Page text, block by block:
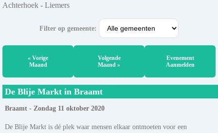
Achterhoek - Liemers
Filter op gemeente:
« Vorige
Maand
Volgende
Maand »
Evenement
Aanmelden
De Blije Markt in Braamt
Braamt - Zondag 11 oktober 2020
De Blije Markt is dé plek waar mensen elkaar ontmoeten voor een